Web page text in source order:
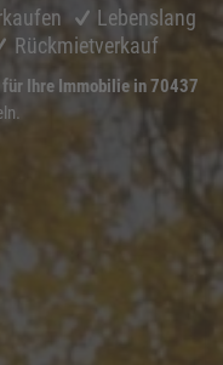
Lebenslang
Rückmietverkauf
Ihre Immobilie in 70437